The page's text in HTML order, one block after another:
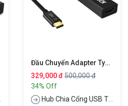
Đầu Chuyển Adapter Type-C Ra Cổng HDMI Chuẩn 4K Hiệu CHOETECH HUB-H05
329,000 đ 500,000 đ
34% Off
Hub Chia Cổng USB Type-C